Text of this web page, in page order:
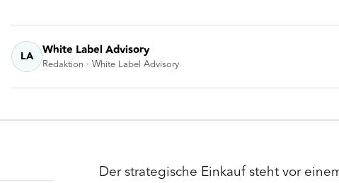
LA White Label Advisory
Redaktion · White Label Advisory
Der strategische Einkauf steht vor